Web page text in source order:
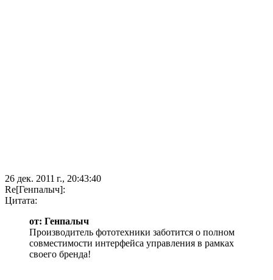
26 дек. 2011 г., 20:43:40
Re[Генпалыч]:
Цитата:
от: Генпалыч
Производитель фототехники заботится о полном
совместимости интерфейса управления в рамках
своего бренда!